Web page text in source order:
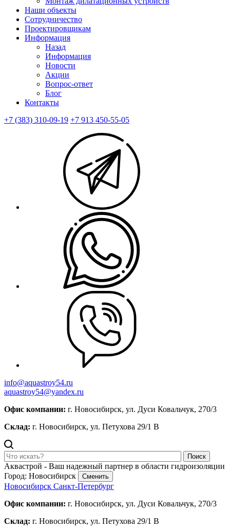
Наши объекты
Сотрудничество
Проектировщикам
Информация
Назад
Информация
Новости
Акции
Вопрос-ответ
Блог
Контакты
+7 (383) 310-09-19 +7 913 450-55-05
info@aquastroy54.ru
aquastroy54@yandex.ru
Офис компании: г. Новосибирск, ул. Дуси Ковальчук, 270/3
Склад: г. Новосибирск, ул. Петухова 29/1 В
Поиск
Аквастрой - Ваш надежный партнер в области гидроизоляции
Город: Новосибирск
Сменить
Новосибирск Санкт-Петербург
Офис компании: г. Новосибирск, ул. Дуси Ковальчук, 270/3
Склад: г. Новосибирск, ул. Петухова 29/1 В